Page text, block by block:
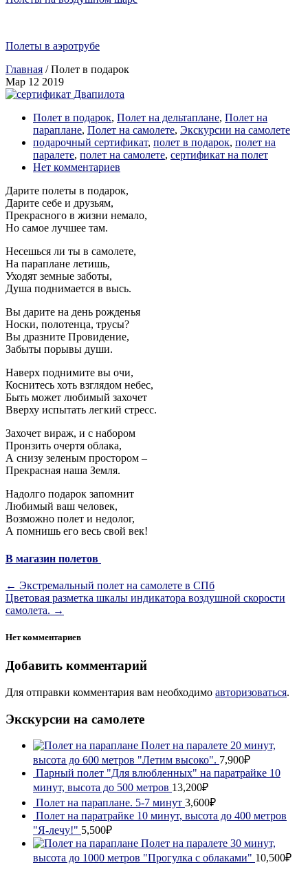
Полеты в аэротрубе
Главная / Полет в подарок
Мар 12 2019
Полет в подарок, Полет на дельтаплане, Полет на
параплане, Полет на самолете, Экскурсии на самолете
подарочный сертификат, полет в подарок, полет на
паралете, полет на самолете, сертификат на полет
Нет комментариев
Дарите полеты в подарок,
Дарите себе и друзьям,
Прекрасного в жизни немало,
Но самое лучшее там.
Несешься ли ты в самолете,
На параплане летишь,
Уходят земные заботы,
Душа поднимается в высь.
Вы дарите на день рожденья
Носки, полотенца, трусы?
Вы дразните Провидение,
Забыты порывы души.
Наверх поднимите вы очи,
Коснитесь хоть взглядом небес,
Быть может любимый захочет
Вверху испытать легкий стресс.
Захочет вираж, и с набором
Пронзить очертя облака,
А снизу зеленым простором –
Прекрасная наша Земля.
Надолго подарок запомнит
Любимый ваш человек,
Возможно полет и недолог,
А помнишь его весь свой век!
В магазин полетов
← Экстремальный полет на самолете в СПб
Цветовая разметка шкалы индикатора воздушной скорости
самолета. →
Нет комментариев
Добавить комментарий
Для отправки комментария вам необходимо авторизоваться.
Экскурсии на самолете
Полет на паралете 20 минут,
высота до 600 метров "Летим высоко". 7,900₽
Парный полет "Для влюбленных" на паратрайке 10
минут, высота до 500 метров 13,200₽
Полет на параплане. 5-7 минут 3,600₽
Полет на паратрайке 10 минут, высота до 400 метров
"Я-лечу!" 5,500₽
Полет на паралете 30 минут,
высота до 1000 метров "Прогулка с облаками" 10,500₽